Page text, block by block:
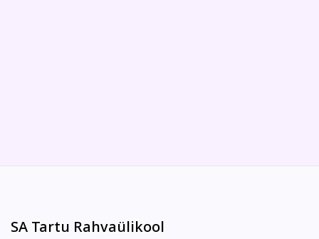
SA Tartu Rahvaülikool